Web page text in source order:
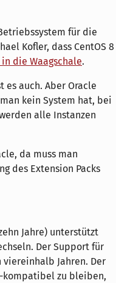
für die
Kofler, dass CentOS 8
die Waagschale.
es auch. Aber Oracle
kein System hat, bei
alle Instanzen
da muss man
des Extension Packs
Jahre) unterstützt
Der Support für
viereinhalb Jahren. Der
kompatibel zu bleiben,